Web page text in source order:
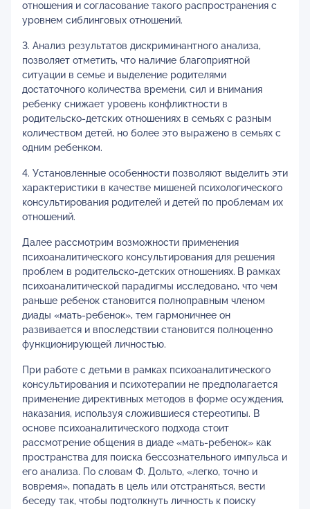
отношения и согласование такого распространения с
уровнем сиблинговых отношений.
3. Анализ результатов дискриминантного анализа,
позволяет отметить, что наличие благоприятной
ситуации в семье и выделение родителями
достаточного количества времени, сил и внимания
ребенку снижает уровень конфликтности в
родительско-детских отношениях в семьях с разным
количеством детей, но более это выражено в семьях с
одним ребенком.
4. Установленные особенности позволяют выделить эти
характеристики в качестве мишеней психологического
консультирования родителей и детей по проблемам их
отношений.
Далее рассмотрим возможности применения
психоаналитического консультирования для решения
проблем в родительско-детских отношениях. В рамках
психоаналитической парадигмы исследовано, что чем
раньше ребенок становится полноправным членом
диады «мать-ребенок», тем гармоничнее он
развивается и впоследствии становится полноценно
функционирующей личностью.
При работе с детьми в рамках психоаналитического
консультирования и психотерапии не предполагается
применение директивных методов в форме осуждения,
наказания, используя сложившиеся стереотипы. В
основе психоаналитического подхода стоит
рассмотрение общения в диаде «мать-ребенок» как
пространства для поиска бессознательного импульса и
его анализа. По словам Ф. Дольто, «легко, точно и
вовремя», попадать в цель или отстраняться, вести
беседу так, чтобы подтолкнуть личность к поиску